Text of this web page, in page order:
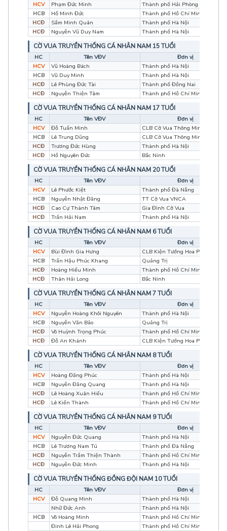
HCV
Phạm Đức Minh
Thành phố Hải Phòng
HCB
Hồ Minh Đức
Thành phố Hồ Chí Minh
HCĐ
Sầm Minh Quân
Thành phố Hà Nội
HCĐ
Nguyễn Vũ Duy Nam Thành phố Hà Nội
CỜ VUA TRUYỀN THỐNG CÁ NHÂN NAM 15 TUỔI
HC Tên VĐV
Đơn vị
HCV
Vũ Hoàng Bách
Thành phố Hà Nội
HCB
Vũ Duy Minh
Thành phố Hà Nội
HCĐ
Lê Phùng Đức Tài
Thành phố Đồng Nai
HCĐ
Nguyễn Thiện Tâm Thành phố Hồ Chí Minh
CỜ VUA TRUYỀN THỐNG CÁ NHÂN NAM 17 TUỔI
HC Tên VĐV
Đơn vị
HCV
Đỗ Tuấn Minh
CLB Cờ Vua Thông Minh
HCB
Lê Trung Dũng
CLB Cờ Vua Thông Minh
HCĐ
Trương Đức Hùng
Thành phố Hà Nội
HCĐ
Hồ Nguyên Đức Bắc Ninh
CỜ VUA TRUYỀN THỐNG CÁ NHÂN NAM 20 TUỔI
HC Tên VĐV
Đơn vị
HCV
Lê Phước Kiệt
Thành phố Đà Nẵng
HCB
Nguyễn Nhật Đăng
TT Cờ Vua VNCA
HCĐ
Cao Cự Thành Tâm
Gia Đình Cờ Vua
HCĐ
Trần Hải Nam Thành phố Hà Nội
CỜ VUA TRUYỀN THỐNG CÁ NHÂN NAM 6 TUỔI
HC Tên VĐV
Đơn vị
HCV
Bùi Đình Gia Hưng
CLB Kiện Tướng Hoa Phượng Đỏ
HCB
Trần Hậu Phúc Khang
Quảng Trị
HCĐ
Hoàng Hiếu Minh
Thành phố Hồ Chí Minh
HCĐ
Thân Hải Long Bắc Ninh
CỜ VUA TRUYỀN THỐNG CÁ NHÂN NAM 7 TUỔI
HC Tên VĐV
Đơn vị
HCV
Nguyễn Hoàng Khôi Nguyên
Thành phố Hà Nội
HCB
Nguyễn Văn Bảo
Quảng Trị
HCĐ
Võ Huỳnh Trọng Phúc
Thành phố Hồ Chí Minh
HCĐ
Đỗ An Khánh CLB Kiện Tướng Hoa Phượng Đỏ
CỜ VUA TRUYỀN THỐNG CÁ NHÂN NAM 8 TUỔI
HC Tên VĐV
Đơn vị
HCV
Hoàng Đăng Phúc
Thành phố Hà Nội
HCB
Nguyễn Đăng Quang
Thành phố Hà Nội
HCĐ
Lê Hoàng Xuân Hiếu
Thành phố Hồ Chí Minh
HCĐ
Lê Kiến Thành Thành phố Hồ Chí Minh
CỜ VUA TRUYỀN THỐNG CÁ NHÂN NAM 9 TUỔI
HC Tên VĐV
Đơn vị
HCV
Nguyễn Đức Quang
Thành phố Hà Nội
HCB
Lê Trương Nam Tú
Thành phố Đà Nẵng
HCĐ
Nguyễn Trầm Thiện Thành
Thành phố Hồ Chí Minh
HCĐ
Nguyễn Đức Minh Thành phố Hà Nội
CỜ VUA TRUYỀN THỐNG ĐỒNG ĐỘI NAM 10 TUỔI
HC Tên VĐV
Đơn vị
HCV
Đỗ Quang Minh
Thành phố Hà Nội
Nhữ Đức Anh
Thành phố Hà Nội
HCB
Võ Hoàng Minh
Thành phố Hồ Chí Minh
Đinh Lê Hải Phong
Thành phố Hồ Chí Minh